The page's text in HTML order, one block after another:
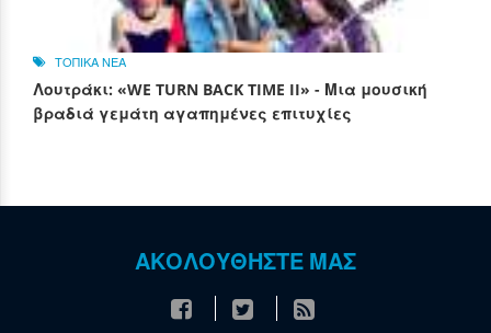
ΤΟΠΙΚΑ ΝΕΑ
Λουτράκι: «WE TURN BACK TIME II» - Μια μουσική
βραδιά γεμάτη αγαπημένες επιτυχίες
ΑΚΟΛΟΥΘΗΣΤΕ ΜΑΣ